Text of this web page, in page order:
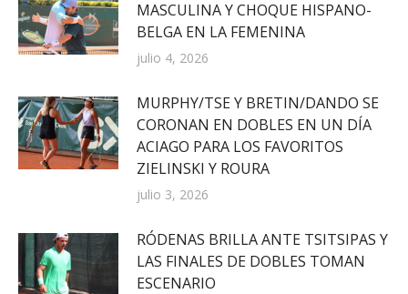
MASCULINA Y CHOQUE HISPANO-
BELGA EN LA FEMENINA
julio 4, 2026
MURPHY/TSE Y BRETIN/DANDO SE
CORONAN EN DOBLES EN UN DÍA
ACIAGO PARA LOS FAVORITOS
ZIELINSKI Y ROURA
julio 3, 2026
RÓDENAS BRILLA ANTE TSITSIPAS Y
LAS FINALES DE DOBLES TOMAN
ESCENARIO